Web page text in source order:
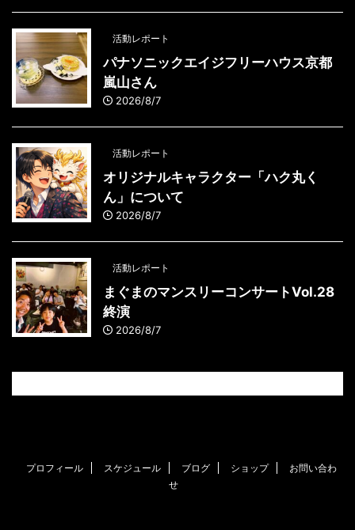
活動レポート
パナソニックエイジフリーハウス京都
嵐山さん
2026/8/7
活動レポート
オリジナルキャラクター「ハク丸く
ん」について
2026/8/7
活動レポート
まぐまのマンスリーコンサートVol.28
終演
2026/8/7
プロフィール スケジュール ブログ ショップ
お問い合わ
せ